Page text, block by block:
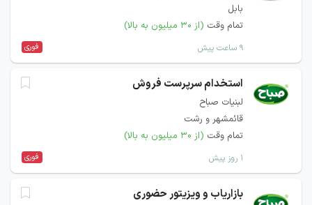
بابل
تمام وقت (از ۳۰ میلیون به بالا)
۹ ساعت پیش فوری
استخدام سرپرست فروش
لبنیات صباح
قائمشهر و رشت
تمام وقت (از ۳۰ میلیون به بالا)
۱ روز پیش فوری
بازاریاب و ویزیتور حضوری